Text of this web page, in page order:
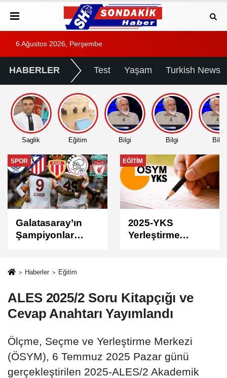
6 Ağustos 2026, Perşembe
HABERLER Test Yaşam Turkish News
Saglik Eğitim Bilgi Bilgi Bilgi
EĞITIM
2025-YKS
Yerleştirme
Sonuçlar
Açıldı
EĞITIM
2025 DGS Sınav
Sonuçları
Haberler Eğitim
ALES 2025/2 Soru Kitapçığı ve
Cevap Anahtarı Yayımlandı
Ölçme, Seçme ve Yerleştirme Merkezi
(ÖSYM), 6 Temmuz 2025 Pazar günü
gerçekleştirilen 2025-ALES/2 Akademik